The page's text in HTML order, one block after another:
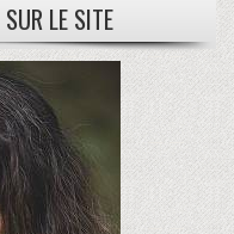
SUR LE SITE